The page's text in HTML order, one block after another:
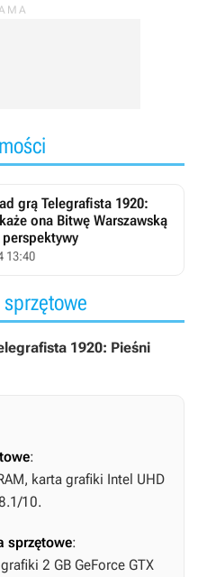
grą Telegrafista 1920:
ona Bitwę Warszawską
perspektywy
13:40
1920: Pieśni
:
karta grafiki Intel UHD
10.
sprzętowe:
2 GB GeForce GTX